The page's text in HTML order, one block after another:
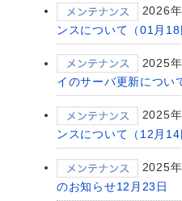
2026
ンスについて（01月18
2025
イのサーバ更新につい
2025
ンスについて（12月14
2025
のお知らせ12月23日